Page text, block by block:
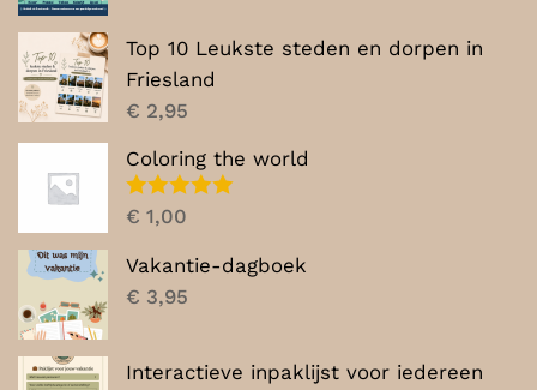
Top 10 Leukste steden en dorpen in
Friesland
€ 2,95
Coloring the world
Gewaardeerd
5.00
€ 1,00
Vakantie-dagboek
€ 3,95
Interactieve inpaklijst voor iedereen